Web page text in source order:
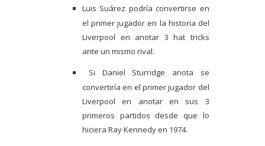
Luis Suárez podría convertirse en
el primer jugador en la historia del
Liverpool en anotar 3 hat tricks
ante un mismo rival.
Si Daniel Sturridge anota se
convertiría en el primer jugador del
Liverpool en anotar en sus 3
primeros partidos desde que lo
hiciera Ray Kennedy en 1974.